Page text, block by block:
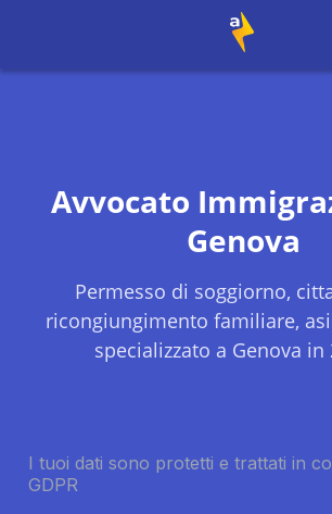
Avvocato
Genova
Permesso di soggiorno,
ricongiungimento familiare,
specializzato a Genova in